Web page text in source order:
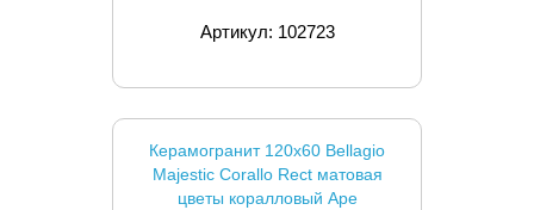
Артикул: 102723
Керамогранит 120x60 Bellagio
Majestic Corallo Rect матовая
цветы коралловый Ape